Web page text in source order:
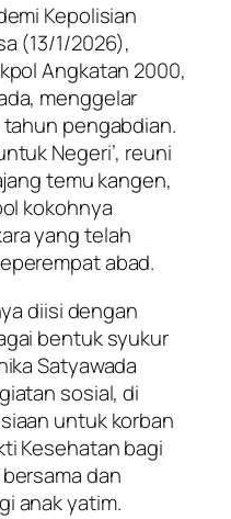
Kepolisian
(13/1/2026),
Angkatan 2000,
menggelar
pengabdian.
Negeri’, reuni
temu kangen,
kokohnya
yang telah
abad.
diisi dengan
bentuk syukur
Satyawada
sosial, di
untuk korban
Kesehatan bagi
dan
anak yatim.